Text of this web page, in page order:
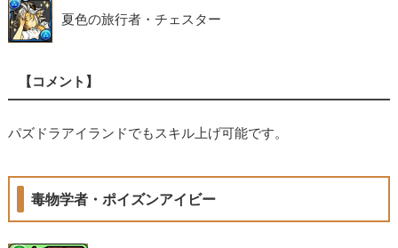
夏色の旅行者・チェスター
【コメント】
パズドラアイランドでもスキル上げ可能です。
毒物学者・ポイズンアイビー